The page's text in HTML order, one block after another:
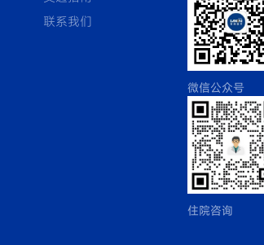
联系我们
微信公众号
住院咨询